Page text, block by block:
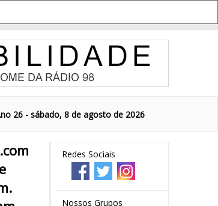
26 - sábado, 8 de agosto de 2026
Redes Sociais
Nossos Grupos